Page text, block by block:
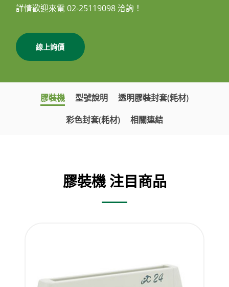
詳情歡迎來電 02-25119098 洽詢！
線上詢價
膠裝機 型號說明
透明膠裝封套(耗材)
彩色封套(耗材)
相關連結
膠裝機 注目商品